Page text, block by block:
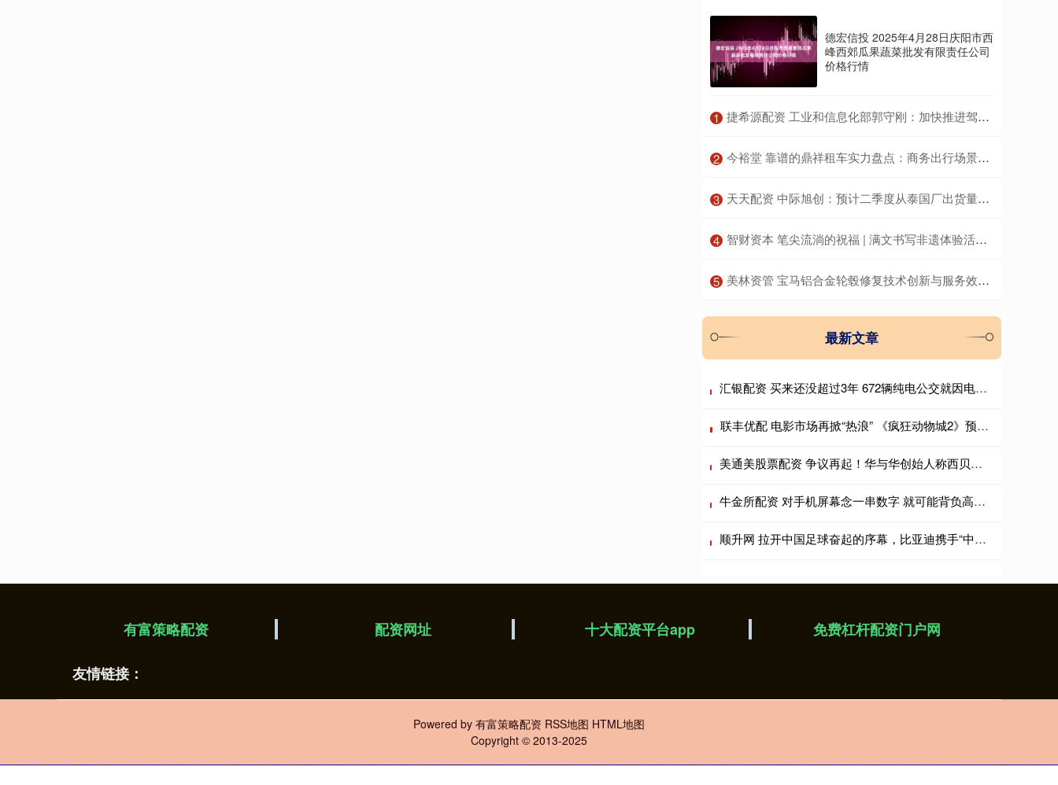
德宏信投 2025年4月28日庆阳市西
峰西郊瓜果蔬菜批发有限责任公司
价格行情
1 ​捷希源配资 工业和信息化部郭守刚：加快推进驾驶自动化、碰撞安全等重点标准研制
2 ​今裕堂 靠谱的鼎祥租车实力盘点：商务出行场景下的服务保障解析
3 ​天天配资 中际旭创：预计二季度从泰国厂出货量已能满足北美客户订单需求
4 ​智财资本 笔尖流淌的祝福 | 满文书写非遗体验活动圆满举行
5 ​美林资管 宝马铝合金轮毂修复技术创新与服务效果：领驰引领行业服务标准
最新文章
汇银配资 买来还没超过3年 672辆纯电公交就因电池故障大面积停运！东莞最大公交公司起诉卖家
联丰优配 电影市场再掀“热浪” 《疯狂动物城2》预售票房破2亿元
美通美股票配资 争议再起！华与华创始人称西贝被算计 罗永浩：下午六点前公开道歉
牛金所配资 对手机屏幕念一串数字 就可能背负高额网贷？网上热传的“新骗术”是真是假？
顺升网 拉开中国足球奋起的序幕，比亚迪携手“中国足球小将”征战2034杯_少年_新能源_车下线
有富策略配资 配资网址 十大配资平台app 免费杠杆配资门户网
友情链接：
Powered by 有富策略配资 RSS地图 HTML地图
Copyright © 2013-2025